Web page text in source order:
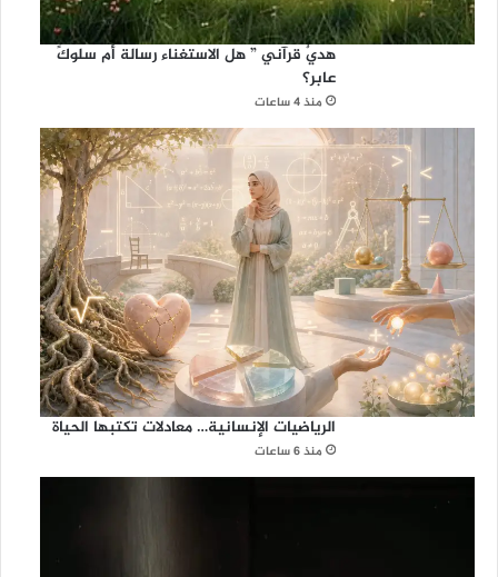
هديٌ قرآني ” هل الاستغناء رسالة أم سلوكً
عابر؟
منذ 4 ساعات
الرياضيات الإنسانية… معادلات تكتبها الحياة
منذ 6 ساعات